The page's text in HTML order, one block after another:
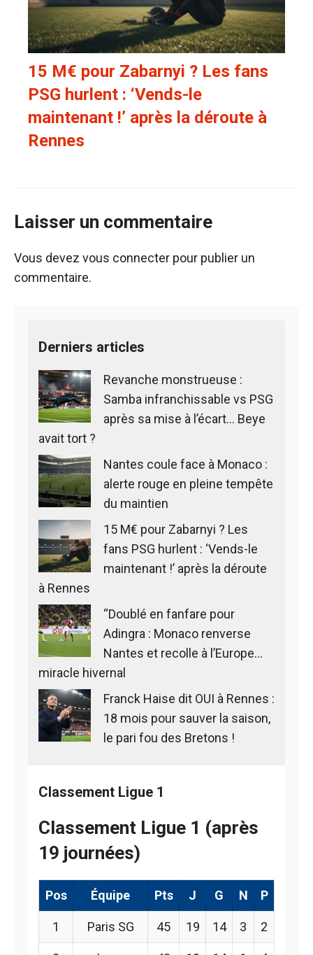
15 M€ pour Zabarnyi ? Les fans
PSG hurlent : ‘Vends-le
maintenant !’ après la déroute à
Rennes
Laisser un commentaire
Vous devez vous connecter pour publier un
commentaire.
Derniers articles
Revanche monstrueuse :
Samba infranchissable vs PSG
après sa mise à l’écart… Beye
avait tort ?
Nantes coule face à Monaco :
alerte rouge en pleine tempête
du maintien
15 M€ pour Zabarnyi ? Les
fans PSG hurlent : ‘Vends-le
maintenant !’ après la déroute
à Rennes
“Doublé en fanfare pour
Adingra : Monaco renverse
Nantes et recolle à l’Europe…
miracle hivernal
Franck Haise dit OUI à Rennes :
18 mois pour sauver la saison,
le pari fou des Bretons !
Classement Ligue 1
Classement Ligue 1 (après
19 journées)
Pos Équipe Pts J G N P
1 Paris SG 45 19 14 3 2